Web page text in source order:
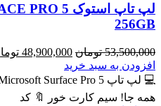
256GB
53,500,000 تومان قیمت
اصلی
53,500,000
48,900,000
افزودن به سبد خرید
همه جا! سیم کارت خور 🔖 کد